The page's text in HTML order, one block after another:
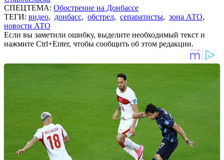
СПЕЦТЕМА: Обострение на Донбассе
ТЕГИ: видео, донбасс, обстрел, сепаратисты, зона АТО,
новости АТО
Если вы заметили ошибку, выделите необходимый текст и
нажмите Ctrl+Enter, чтобы сообщить об этом редакции.